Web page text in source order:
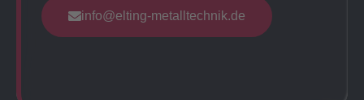
info@elting-metalltechnik.de